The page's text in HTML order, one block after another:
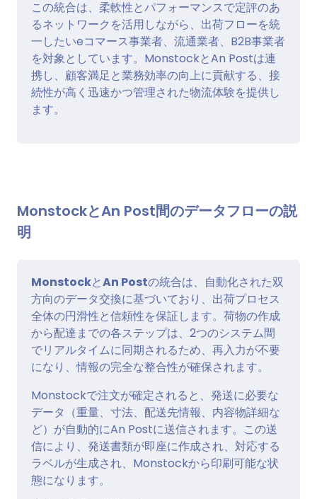
この統合は、柔軟性とパフォーマンスで定評のあ
るネットワークを活用しながら、出荷フローを統
一したいeコマース事業者、流通業者、B2B事業者
を対象としています。MonstockとAn Postは連
携し、顧客満足と業務効率の向上に貢献する、接
続性が高く迅速かつ管理された物流体験を提供し
ます。
MonstockとAn Post間のデータフローの説
明
MonstockとAn Postの統合は、自動化された双
方向のデータ交換に基づいており、出荷プロセス
全体の円滑性と信頼性を保証します。荷物の作成
から配達までの各ステップは、2つのシステム間
でリアルタイムに同期されるため、再入力が不要
になり、情報の完全な整合性が確保されます。
Monstockで注文が確定されると、発送に必要な
データ（重量、寸法、配送先情報、内容物詳細な
ど）が自動的にAn Postに送信されます。この送
信により、発送書類が即座に作成され、対応する
ラベルが生成され、Monstockから印刷可能な状
態になります。